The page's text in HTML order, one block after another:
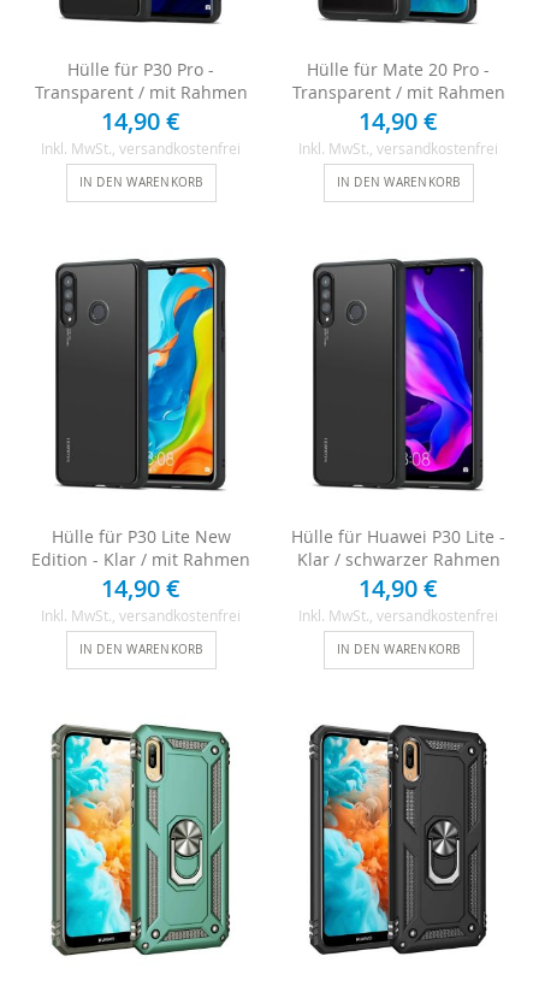
Hülle für P30 Pro -
Transparent / mit Rahmen
14,90 €
Inkl. MwSt., versandkostenfrei
IN DEN WARENKORB
Hülle für Mate 20 Pro -
Transparent / mit Rahmen
14,90 €
Inkl. MwSt., versandkostenfrei
IN DEN WARENKORB
Hülle für P30 Lite New
Edition - Klar / mit Rahmen
14,90 €
Inkl. MwSt. , versandkostenfrei
IN DEN WARENKORB
Hülle für Huawei P30 Lite -
Klar / schwarzer Rahmen
14,90 €
Inkl. MwSt. , versandkostenfrei
IN DEN WARENKORB